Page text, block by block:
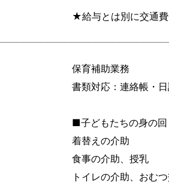
★給与とは別に交通
保育補助業務
書類対応：連絡帳・
■子どもたちの身の
着替えの介助
食事の介助、授乳
トイレの介助、おむ